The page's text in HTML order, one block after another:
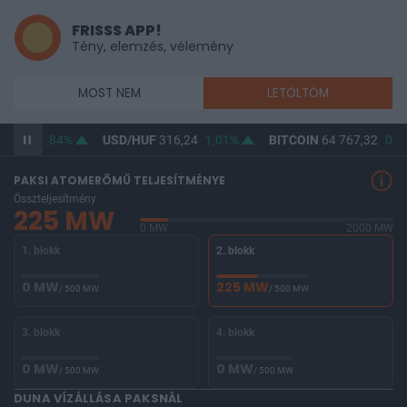
FRISSS APP!
Tény, elemzés, vélemény
MOST NEM LETÖLTÖM
0,84% USD/HUF316,24 1,01% BITCOIN64 767,32
PAKSI ATOMERŐMŰ TELJESÍTMÉNYE
Összteljesítmény
225 MW 0 MW
2000 MW
1. blokk
0 MW/ 500 MW
2. blokk
225 MW/ 500 MW
3. blokk
0 MW/ 500 MW
4. blokk
0 MW/ 500 MW
DUNA VÍZÁLLÁSA PAKSNÁL